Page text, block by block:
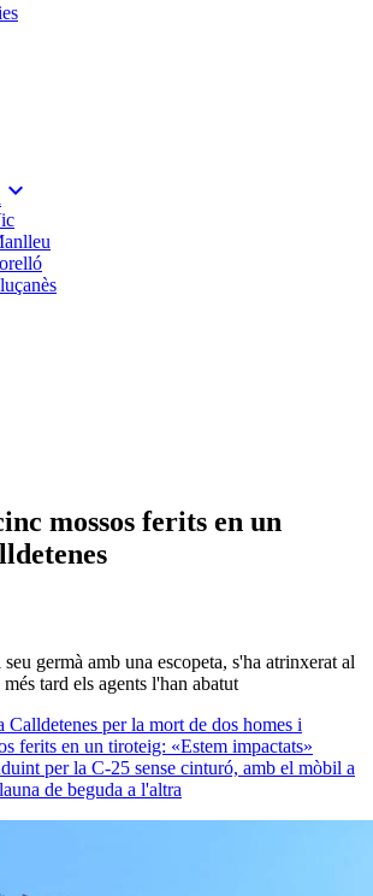
expand_more
mossos ferits en un
germà amb una escopeta, s'ha atrinxerat al
tard els agents l'han abatut
Calldetenes per la mort de dos homes i
ferits en un tiroteig: «Estem impactats»
per la C-25 sense cinturó, amb el mòbil a
de beguda a l'altra